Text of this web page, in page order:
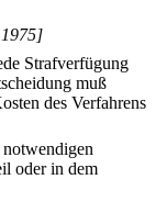
Strafverfügung
muß
des Verfahrens
oder in dem